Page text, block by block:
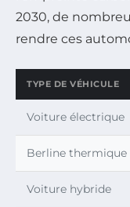
2030, de
rendre ces
TYPE DE VÉHICULE
Voiture électrique
Berline thermique
Voiture hybride